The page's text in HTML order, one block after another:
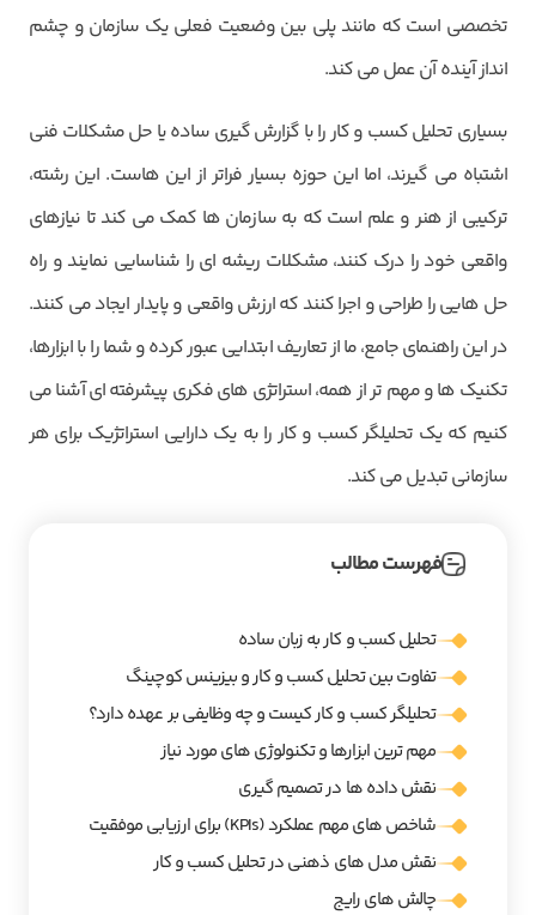
تخصصی است که مانند پلی بین وضعیت فعلی یک سازمان و چشم
انداز آینده آن عمل می کند.
بسیاری تحلیل کسب و کار را با گزارش گیری ساده یا حل مشکلات فنی
اشتباه می گیرند، اما این حوزه بسیار فراتر از این هاست. این رشته،
ترکیبی از هنر و علم است که به سازمان ها کمک می کند تا نیازهای
واقعی خود را درک کنند، مشکلات ریشه ای را شناسایی نمایند و راه
حل هایی را طراحی و اجرا کنند که ارزش واقعی و پایدار ایجاد می کنند.
در این راهنمای جامع، ما از تعاریف ابتدایی عبور کرده و شما را با ابزارها،
تکنیک ها و مهم تر از همه، استراتژی های فکری پیشرفته ای آشنا می
کنیم که یک تحلیلگر کسب و کار را به یک دارایی استراتژیک برای هر
سازمانی تبدیل می کند.
فهرست مطالب
تحلیل کسب و کار به زبان ساده
تفاوت بین تحلیل کسب و کار و بیزینس کوچینگ
تحلیلگر کسب و کار کیست و چه وظایفی بر عهده دارد؟
مهم ترین ابزارها و تکنولوژی های مورد نیاز
نقش داده ها در تصمیم گیری
شاخص های مهم عملکرد (KPIs) برای ارزیابی موفقیت
نقش مدل های ذهنی در تحلیل کسب و کار
چالش های رایج